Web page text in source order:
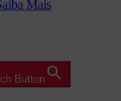
Mais
Button